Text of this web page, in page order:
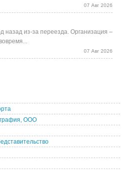
07 Авг 2026
назад из-за переезда. Организация –
07 Авг 2026
ООО